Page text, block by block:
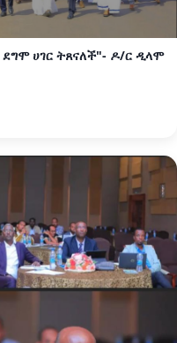
ሀገር ትጸናለች"- ዶ/ር ዲላሞ